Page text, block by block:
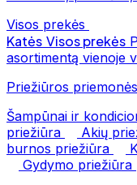
Visos prekės
Katės Visos prekės
asortimentą vienoje
Priežiūros priemonės
Šampūnai ir
priežiūra
Akių
burnos priežiūra
Gydymo priežiūra